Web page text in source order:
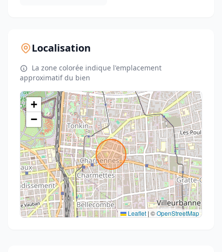
Localisation
La zone colorée indique l'emplacement
approximatif du bien
+
−
Leaflet | ©OpenStreetMap